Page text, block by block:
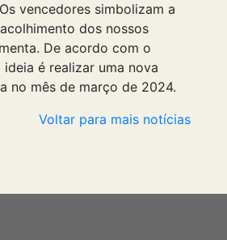
vencedores simbolizam a
dos nossos
De acordo com o
é realizar uma nova
no mês de março de 2024.
Voltar para mais notícias